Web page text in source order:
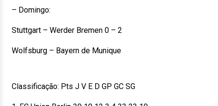
– Domingo:
Stuttgart – Werder Bremen 0 – 2
Wolfsburg – Bayern de Munique
Classificação: Pts J V E D GP GC SG